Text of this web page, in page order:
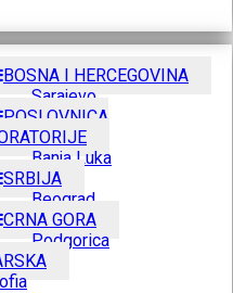
BOSNA I HERCEGOVINA
Sarajevo
POSLOVNICA
Banja Luka
SRBIJA
Beograd
CRNA GORA
Podgorica